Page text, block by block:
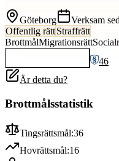
Göteborg Verksam
Offentlig rättStraffrätt
BrottmålMigrationsrätt
46
Är detta du?
Brottmålsstatistik
Tingsrättsmål:36
Hovrättsmål:16